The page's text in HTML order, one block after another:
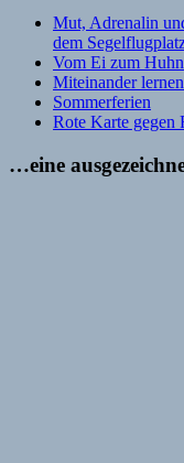
Mut, Adrenalin
dem
Vom Ei zum Huhn
Miteinander
Sommerferien
Rote Karte gegen
…eine